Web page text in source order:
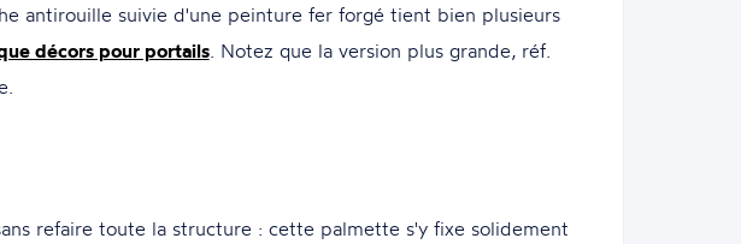
antirouille suivie d'une peinture fer forgé tient bien plusieurs
décors pour portails. Notez que la version plus grande, réf.
refaire toute la structure : cette palmette s'y fixe solidement